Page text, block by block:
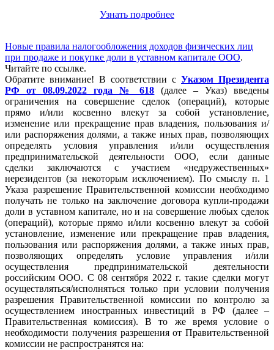
Узнать подробнее
Новые правила налогообложения доходов физических лиц
при продаже и покупке доли в уставном капитале ООО.
Читайте по ссылке.
Обратите внимание! В соответствии с Указом Президента
РФ от 08.09.2022 года № 618
(далее – Указ) введены
ограничения на совершение сделок (операций), которые
прямо и/или косвенно влекут за собой установление,
изменение или прекращение прав владения, пользования и/
или распоряжения долями, а также иных прав, позволяющих
определять условия управления и/или осуществления
предпринимательской деятельности ООО, если данные
сделки заключаются с участием «недружественных»
нерезидентов (за некоторым исключением). По смыслу п. 1
Указа разрешение Правительственной комиссии необходимо
получать не только на заключение договора купли-продажи
доли в уставном капитале, но и на совершение любых сделок
(операций), которые прямо и/или косвенно влекут за собой
установление, изменение или прекращение прав владения,
пользования или распоряжения долями, а также иных прав,
позволяющих определять условие управления и/или
осуществления предпринимательской деятельности
российским ООО. С 08 сентября 2022 г. такие сделки могут
осуществляться/исполняться только при условии получения
разрешения Правительственной комиссии по контролю за
осуществлением иностранных инвестиций в РФ (далее –
Правительственная комиссия). В то же время условие о
необходимости получения разрешения от Правительственной
комиссии не распространятся на: